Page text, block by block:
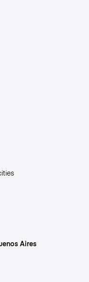
Aires